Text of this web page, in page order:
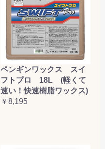
ペンギンワックス スイ
フトプロ 18L (軽くて
速い！快速樹脂ワックス)
￥8,195